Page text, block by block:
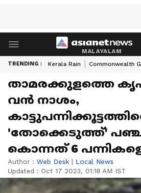
MALAYALAM
TRENDING : Kerala Rain Commonwealth
താമരക്കുളത്തെ
വൻ നാശം,
'തോക്കെടുത്ത്'
കൊന്നത് 6
Author : Web Desk | Local News
Updated : Oct 17 2023, 01:18 AM IST